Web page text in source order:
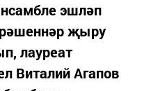
эшләп
җыру
лауреат
Виталий Агапов